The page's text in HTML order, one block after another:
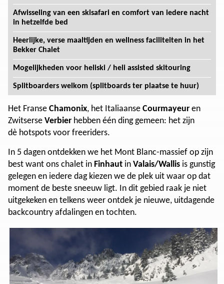
Afwisseling van een skisafari en comfort van iedere nacht
in hetzelfde bed
Heerlijke, verse maaltijden en wellness faciliteiten in het
Bekker Chalet
Mogelijkheden voor heliski / heli assisted skitouring
Splitboarders welkom (splitboards ter plaatse te huur)
Het Franse Chamonix, het Italiaanse Courmayeur en
Zwitserse Verbier hebben één ding gemeen: het zijn
dè hotspots voor freeriders.
In 5 dagen ontdekken we het Mont Blanc-massief op zijn
best want ons chalet in Finhaut in Valais/Wallis is gunstig
gelegen en iedere dag kiezen we de plek uit waar op dat
moment de beste sneeuw ligt. In dit gebied raak je niet
uitgekeken en telkens weer ontdek je nieuwe, uitdagende
backcountry afdalingen en tochten.